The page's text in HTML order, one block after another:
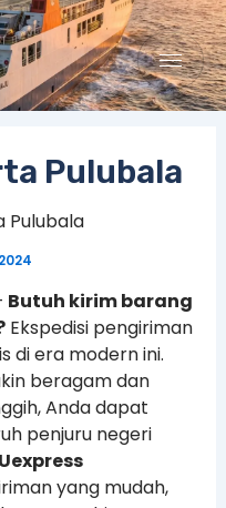
Pulubala
Pulubala
Butuh kirim barang
Ekspedisi pengiriman
di era modern ini.
beragam dan
Anda dapat
penjuru negeri
Uexpress
yang mudah,